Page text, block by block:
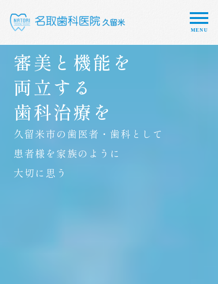
審美と機能を
両立する
歯科治療を
久留米市の歯医者・歯科として
患者様を家族のように
大切に思う